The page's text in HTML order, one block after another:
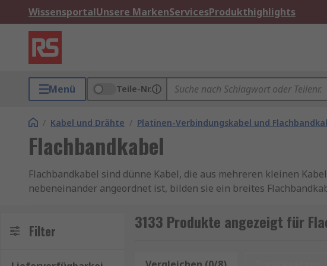
WissensportalUnsere MarkenServicesProdukthighlights
Menü Teile-Nr.
/ Kabel und Drähte / Platinen-Verbindungskabel und
Flachbandkabel
Flachbandkabel sind dünne Kabel, die aus mehreren kleinen
nebeneinander angeordnet ist, bilden sie ein breites
Unser Sortiment an Flachbandkabel enthält Qualitätsprodukte
hauseigenen professionellen Marke. Informationen zur
Filter 3133 Produkte angezeigt für